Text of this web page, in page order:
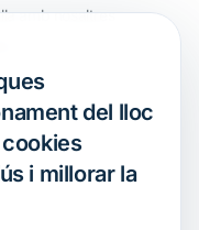
amb nosaltres
del lloc
i millorar la